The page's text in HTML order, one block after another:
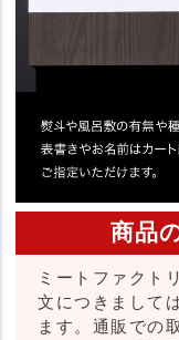
商品
ミートファクト
文につきまして
ます。通販での